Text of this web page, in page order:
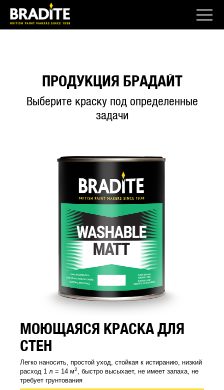
ПРОДУКЦИЯ БРАДАЙТ
Выберите краску под определенные
задачи
МОЮЩАЯСЯ КРАСКА ДЛЯ
СТЕН
Легко наносить, простой уход, стойкая к истиранию, низкий
расход 1 л = 14 м2
, быстро высыхает, не имеет запаха, не
требует грунтования